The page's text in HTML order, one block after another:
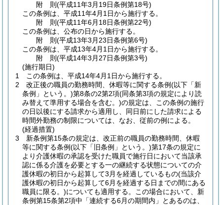
附 則(平成11年3月19日条例第18号)
この条例は、平成11年4月1日から施行する。
附 則(平成11年6月18日条例第22号)
この条例は、公布の日から施行する。
附 則(平成13年3月23日条例第6号)
この条例は、平成13年4月1日から施行する。
附 則(平成14年3月27日条例第3号)
(施行期日)
1
この条例は、平成14年4月1日から施行する。
2
改正後の職員の勤務時間、休暇等に関する条例(以下「新
条例」という。)第8条の2第2項(同条第3項の規定により読
み替えて準用する場合を含む。)の規定は、この条例の施行
の日以後にする請求から適用し、同日前にした請求による
時間外勤務の制限については、なお、従前の例による。
(経過措置)
3
新条例第15条の規定は、改正前の職員の勤務時間、休暇
等に関する条例(以下「旧条例」という。)第17条の規定に
より介護休暇の承認を受けた職員で施行日において当該承
認に係る介護を必要とする一の継続する状態についての介
護休暇の初日から起算して3月を経過しているもの(当該介
護休暇の初日から起算して6月を経過する日までの間にある
職員に限る。)についても適用する。
この場合において、新
条例第15条第2項中「連続する6月の期間内」とあるのは、